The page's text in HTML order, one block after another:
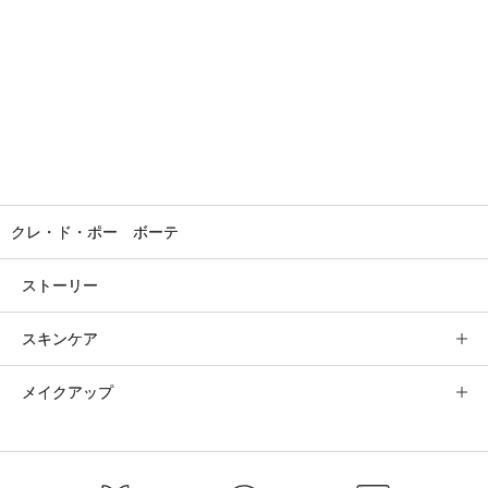
クレ・ド・ポー ボーテ
ストーリー
スキンケア
メイクアップ